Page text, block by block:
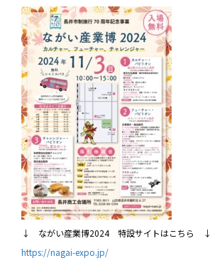
↓ ながい産業博2024 特設サイトはこちら ↓
https://nagai-expo.jp/